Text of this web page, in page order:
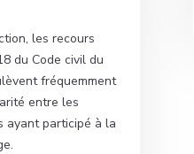
les recours
du Code civil du
fréquemment
entre les
ayant participé à la